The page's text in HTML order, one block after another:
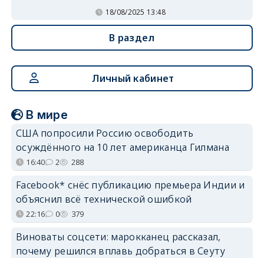
18/08/2025 13:48
В раздел
Личный кабинет
В мире
США попросили Россию освободить
осуждённого на 10 лет американца Гилмана
16:40 2 288
Facebook* снёс публикацию премьера Индии и
объяснил всё технической ошибкой
22:16 0 379
Виноваты соцсети: марокканец рассказал,
почему решился вплавь добраться в Сеуту